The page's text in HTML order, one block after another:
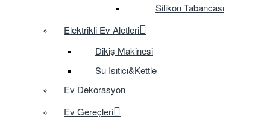
Silikon Tabancası
Elektrikli Ev Aletleri
Dikiş Makinesi
Su Isıtıcı&Kettle
Ev Dekorasyon
Ev Gereçleri